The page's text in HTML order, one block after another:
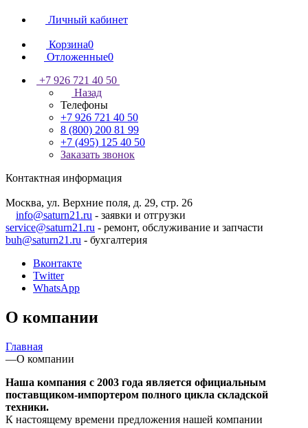
Личный кабинет
Корзина0
Отложенные0
+7 926 721 40 50
Назад
Телефоны
+7 926 721 40 50
8 (800) 200 81 99
+7 (495) 125 40 50
Заказать звонок
Контактная информация
Москва, ул. Верхние поля, д. 29, стр. 26
info@saturn21.ru - заявки и отгрузки
service@saturn21.ru - ремонт, обслуживание и запчасти
buh@saturn21.ru - бухгалтерия
Вконтакте
Twitter
WhatsApp
О компании
Главная
—О компании
Наша компания с 2003 года является официальным
поставщиком-импортером полного цикла складской
техники.
К настоящему времени предложения нашей компании